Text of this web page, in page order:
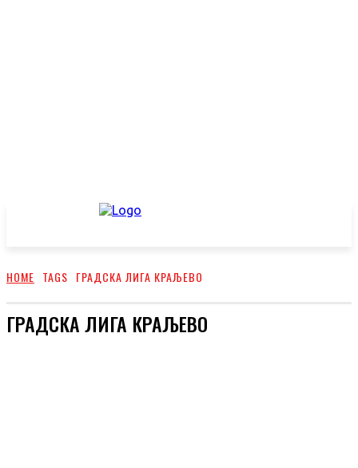
HOME TAGS ГРАДСКА ЛИГА КРАЉЕВО
ГРАДСКА ЛИГА КРАЉЕВО